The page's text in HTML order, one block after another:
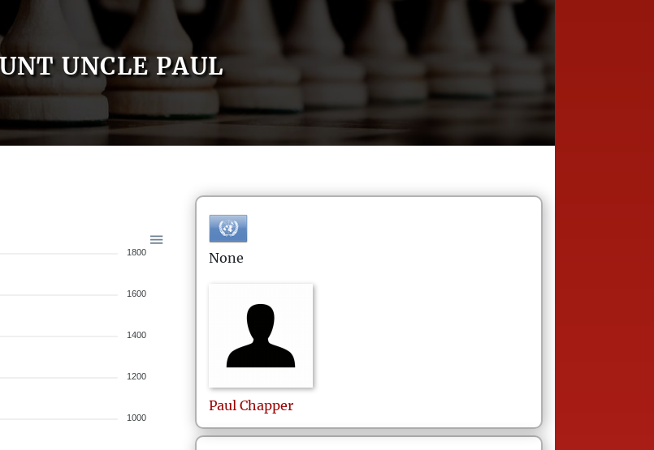
UNCLE PAUL
1800
1600
1400
1200
1000
None
Paul Chapper